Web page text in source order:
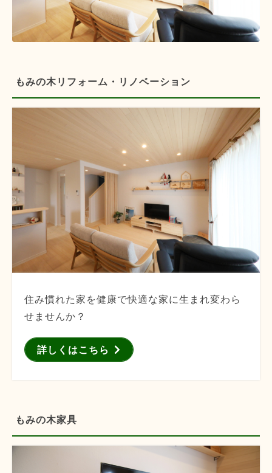
もみの木リフォーム・リノベーション
住み慣れた家を健康で快適な家に生まれ変わら
せませんか？
詳しくはこちら
もみの木家具